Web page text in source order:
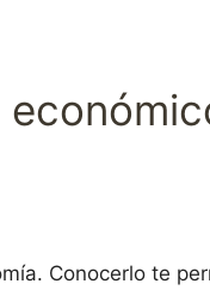
Conocerlo te